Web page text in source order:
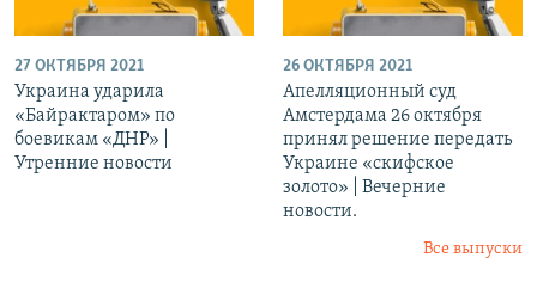
27 ОКТЯБРЯ 2021
Украина ударила
«Байрактаром» по
боевикам «ДНР» |
Утренние новости
26 ОКТЯБРЯ 2021
Апелляционный суд
Амстердама 26 октября
принял решение передать
Украине «скифское
золото» | Вечерние
новости.
Все выпуски